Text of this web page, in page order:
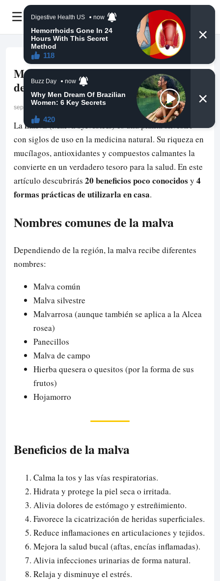
☰
Malva: propiedades ocultas y 4 formas
de aprovecharla
septiembre 21, 2025
Lamalva (Malva sylvestris)es una planta silvestre
con siglos de uso en la medicina natural. Su riqueza en
mucílagos, antioxidantes y compuestos calmantes la
convierte en un verdadero tesoro para la salud. En este
artículo descubrirás 20 beneficios poco conocidos y 4
formas prácticas de utilizarla en casa.
Nombres comunes de la malva
Dependiendo de la región, la malva recibe diferentes
nombres:
Malva común
Malva silvestre
Malvarrosa (aunque también se aplica a la Alcea
rosea)
Panecillos
Malva de campo
Hierba quesera o quesitos (por la forma de sus
frutos)
Hojamorro
Beneficios de la malva
Calma la tos y las vías respiratorias.
Hidrata y protege la piel seca o irritada.
Alivia dolores de estómago y estreñimiento.
Favorece la cicatrización de heridas superficiales.
Reduce inflamaciones en articulaciones y tejidos.
Mejora la salud bucal (aftas, encías inflamadas).
Alivia infecciones urinarias de forma natural.
Relaja y disminuye el estrés.